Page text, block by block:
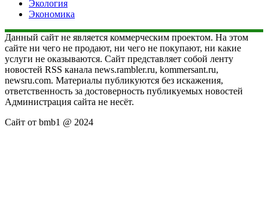
Экология
Экономика
Данный сайт не является коммерческим проектом. На этом
сайте ни чего не продают, ни чего не покупают, ни какие
услуги не оказываются. Сайт представляет собой ленту
новостей RSS канала news.rambler.ru, kommersant.ru,
newsru.com. Материалы публикуются без искажения,
ответственность за достоверность публикуемых новостей
Администрация сайта не несёт.
Сайт от bmb1 @ 2024